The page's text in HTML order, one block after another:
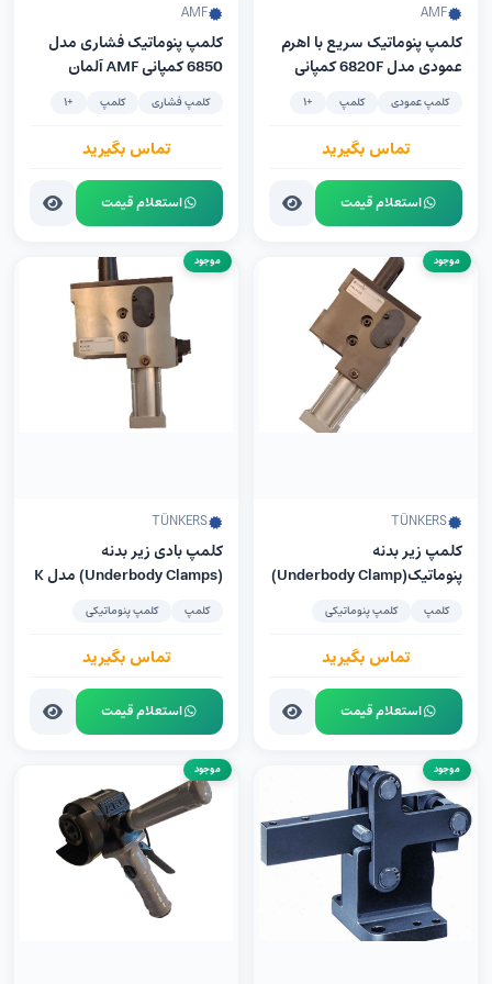
AMF
کلمپ پنوماتیک سریع با اهرم
عمودی مدل 6820F کمپانی
Festo آلمان
کلمپ عمودی کلمپ +1
تماس بگیرید
استعلام قیمت
AMF
کلمپ پنوماتیک فشاری مدل
6850 کمپانی AMF آلمان
آلمان
کلمپ فشاری کلمپ +1
تماس بگیرید
استعلام قیمت
موجود
TÜNKERS
کلمپ زیر بدنه
پنوماتیک(Underbody Clamp)
کلمپ کلمپ پنوماتیکی
تماس بگیرید
استعلام قیمت
موجود
TÜNKERS
کلمپ‌ بادی زیر بدنه
(Underbody Clamps) مدل K
کلمپ کلمپ پنوماتیکی
تماس بگیرید
استعلام قیمت
موجود موجود